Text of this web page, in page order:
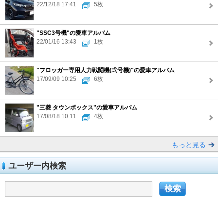
22/12/18 17:41
5枚
"SSC3号機"の愛車アルバム
22/01/16 13:43
1枚
"フロッガー専用人力戦闘機(弐号機)"の愛車アルバム
17/09/09 10:25
6枚
"三菱 タウンボックス"の愛車アルバム
17/08/18 10:11
4枚
もっと見る
ユーザー内検索